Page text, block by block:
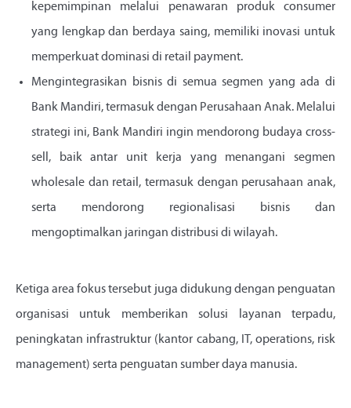
kepemimpinan melalui penawaran produk consumer
yang lengkap dan berdaya saing, memiliki inovasi untuk
memperkuat dominasi di retail payment.
Mengintegrasikan bisnis di semua segmen yang ada di
Bank Mandiri, termasuk dengan Perusahaan Anak. Melalui
strategi ini, Bank Mandiri ingin mendorong budaya cross-
sell, baik antar unit kerja yang menangani segmen
wholesale dan retail, termasuk dengan perusahaan anak,
serta mendorong regionalisasi bisnis dan
mengoptimalkan jaringan distribusi di wilayah.
Ketiga area fokus tersebut juga didukung dengan penguatan
organisasi untuk memberikan solusi layanan terpadu,
peningkatan infrastruktur (kantor cabang, IT, operations, risk
management) serta penguatan sumber daya manusia.